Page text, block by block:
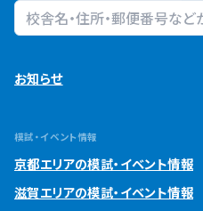
校舎検索
お知らせ
模試・イベント情報
京都エリアの模試・イベント情報
滋賀エリアの模試・イベント情報